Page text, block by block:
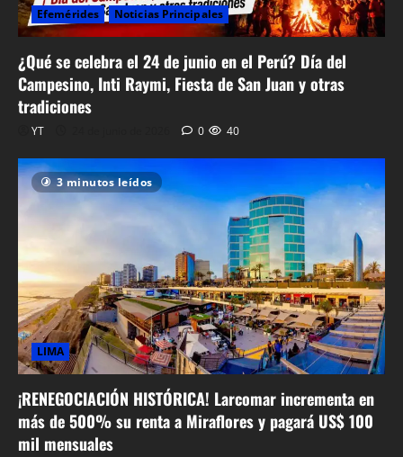
Efemérides Noticias Principales
¿Qué se celebra el 24 de junio en el Perú? Día del
Campesino, Inti Raymi, Fiesta de San Juan y otras
tradiciones
YT 0 40
3 minutos leídos
LIMA
¡RENEGOCIACIÓN HISTÓRICA! Larcomar incrementa en
más de 500% su renta a Miraflores y pagará US$ 100
mil mensuales